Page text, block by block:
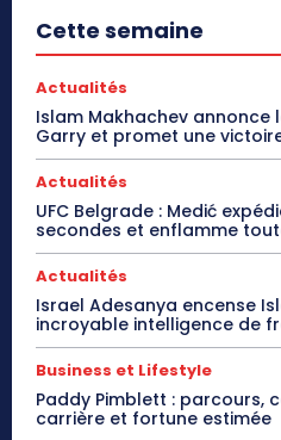
Cette semaine
Actualités
Islam Makhachev annonce
Garry et promet une
Actualités
UFC Belgrade : Medić
secondes et enflamme
Actualités
Israel Adesanya encense
incroyable intelligence de
Business et Lifestyle
Paddy Pimblett : parcours,
carrière et fortune estimée